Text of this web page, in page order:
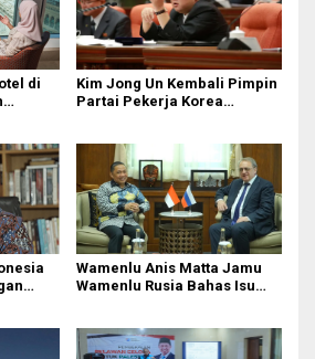
di
Kim Jong Un Kembali Pimpin
Partai Pekerja Korea
Wamenlu Anis Matta Jamu
Wamenlu Rusia Bahas Isu